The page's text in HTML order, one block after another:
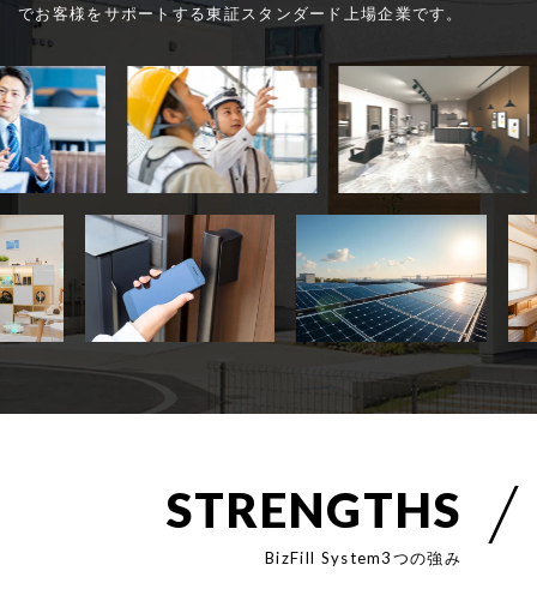
でお客様をサポートする東証スタンダード上場企業です。
STRENGTHS
BizFill System3つの強み